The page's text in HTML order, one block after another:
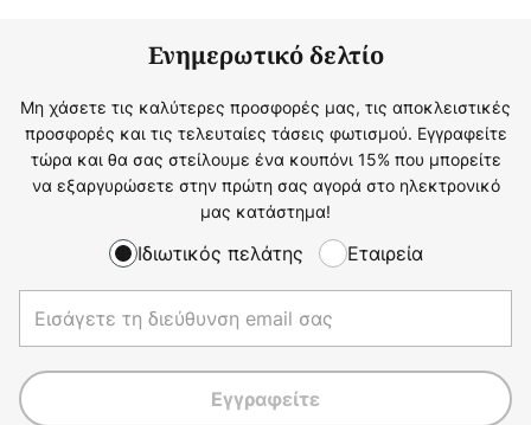
Ενημερωτικό δελτίο
Μη χάσετε τις καλύτερες προσφορές μας, τις αποκλειστικές
προσφορές και τις τελευταίες τάσεις φωτισμού. Εγγραφείτε
τώρα και θα σας στείλουμε ένα κουπόνι 15% που μπορείτε
να εξαργυρώσετε στην πρώτη σας αγορά στο ηλεκτρονικό
μας κατάστημα!
Ιδιωτικός πελάτης Εταιρεία
Εγγραφείτε